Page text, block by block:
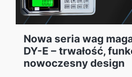
Nowa seria wag
DY-E – trwałość,
nowoczesny design